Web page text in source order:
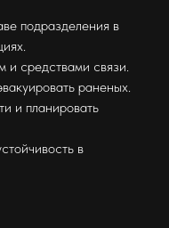
подразделения в
и средствами связи.
раненых.
и планировать
в